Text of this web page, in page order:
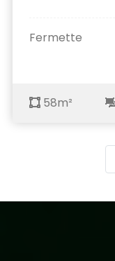
Fermette
58m²